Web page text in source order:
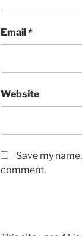
Email*
Website
Save my
comment.